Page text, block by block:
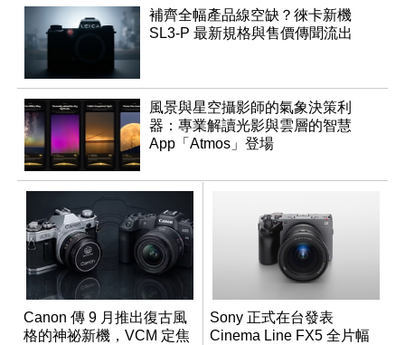
補齊全幅產品線空缺？徠卡新機
SL3-P 最新規格與售價傳聞流出
風景與星空攝影師的氣象決策利
器：專業解讀光影與雲層的智慧
App「Atmos」登場
Canon 傳 9 月推出復古風
格的神祕新機，VCM 定焦
Sony 正式在台發表
Cinema Line FX5 全片幅